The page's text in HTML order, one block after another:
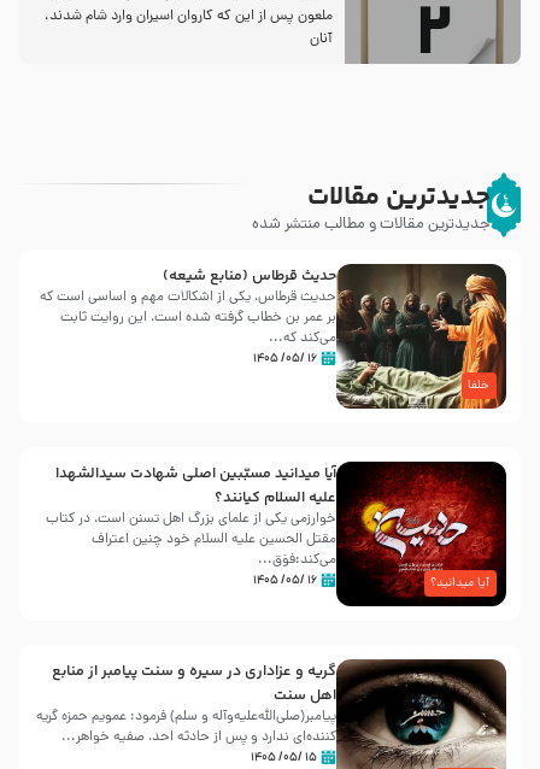
ملعون پس از این كه كاروان اسیران وارد شام شدند،
آنان
جدیدترین مقالات
جدیدترین مقالات و مطالب منتشر شده
خلفا
حدیث قرطاس (منابع شیعه)
حدیث قرطاس، یکی از اشکالات مهم و اساسی است که
بر عمر بن خطاب گرفته شده است، این روایت ثابت
می‌کند که...
۱۶ /۰۵/ ۱۴۰۵
آیا میدانید؟
آیا میدانید مسبّبین اصلی شهادت سیدالشهدا
علیه ‌السلام کیانند؟
خوارزمی یکی از علمای بزرگ اهل تسنن است، در کتاب
مقتل الحسین علیه ‌السلام خود چنین اعتراف
می‌کند:فوَق...
۱۶ /۰۵/ ۱۴۰۵
گریه و عزاداری در سیره و سنت پیامبر از منابع
اهل سنت
پیامبر(صلی‌الله‌علیه‌وآله و سلم) فرمود: عمویم حمزه گریه
کننده‌ای ندارد و پس از حادثه احد، صفیه خواهر...
۱۵ /۰۵/ ۱۴۰۵